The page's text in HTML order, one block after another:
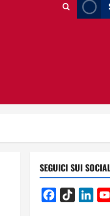
SEGUICI SUI
Facebook
TikTok